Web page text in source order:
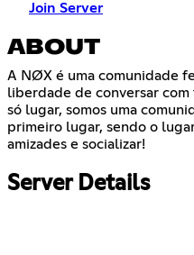
Join Server
ABOUT
A NØX é uma comunidade
liberdade de conversar
só lugar, somos uma
primeiro lugar, sendo o
amizades e socializar!
Server Details